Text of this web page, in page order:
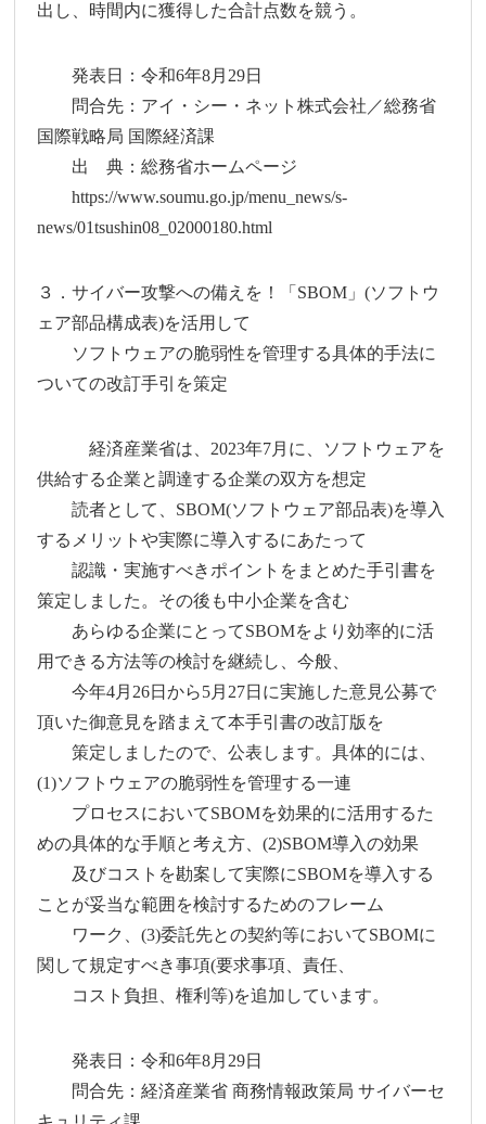
出し、時間内に獲得した合計点数を競う。
発表日：令和6年8月29日
問合先：アイ・シー・ネット株式会社／総務省
国際戦略局 国際経済課
出 典：総務省ホームページ
https://www.soumu.go.jp/menu_news/s-
news/01tsushin08_02000180.html
３．サイバー攻撃への備えを！「SBOM」(ソフトウ
ェア部品構成表)を活用して
ソフトウェアの脆弱性を管理する具体的手法に
ついての改訂手引を策定
経済産業省は、2023年7月に、ソフトウェアを
供給する企業と調達する企業の双方を想定
読者として、SBOM(ソフトウェア部品表)を導入
するメリットや実際に導入するにあたって
認識・実施すべきポイントをまとめた手引書を
策定しました。その後も中小企業を含む
あらゆる企業にとってSBOMをより効率的に活
用できる方法等の検討を継続し、今般、
今年4月26日から5月27日に実施した意見公募で
頂いた御意見を踏まえて本手引書の改訂版を
策定しましたので、公表します。具体的には、
(1)ソフトウェアの脆弱性を管理する一連
プロセスにおいてSBOMを効果的に活用するた
めの具体的な手順と考え方、(2)SBOM導入の効果
及びコストを勘案して実際にSBOMを導入する
ことが妥当な範囲を検討するためのフレーム
ワーク、(3)委託先との契約等においてSBOMに
関して規定すべき事項(要求事項、責任、
コスト負担、権利等)を追加しています。
発表日：令和6年8月29日
問合先：経済産業省 商務情報政策局 サイバーセ